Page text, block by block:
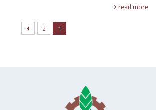
read more
1
2